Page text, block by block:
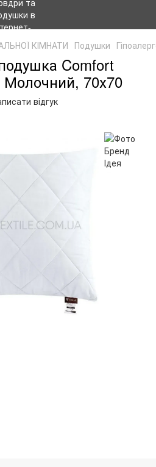
КІМНАТИ Подушки
Comfort
Молочний, 70х70
відгук